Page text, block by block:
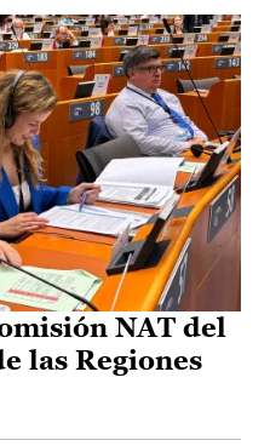
NAT del
las Regiones